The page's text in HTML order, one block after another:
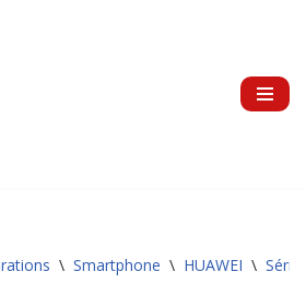
\ Smartphone \ HUAWEI \